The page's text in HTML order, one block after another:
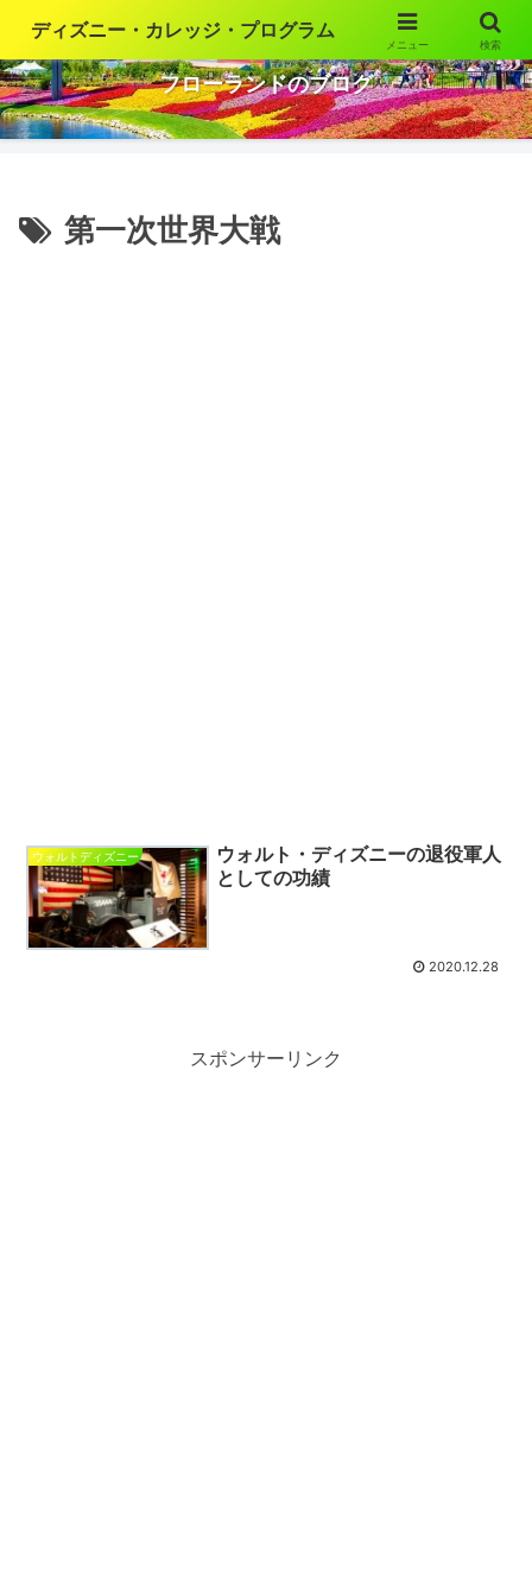
ウォルト・ディズニー・ワールドの魅力を語ります
フローランドのブログ
第一次世界大戦
ウォルトディズニー
ウォルト・ディズニーの退役軍人
としての功績
2020.12.28
スポンサーリンク
ディズニー・カレッジ・プログラム
メニュー 検索